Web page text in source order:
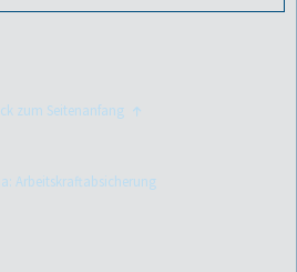
zum Seitenanfang
Arbeitskraftabsicherung